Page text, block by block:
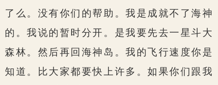
了么。没有你们的帮助。我是成就不了海神
的。我说的暂时分开。是我要先去一星斗大
森林。然后再回海神岛。我的飞行速度你是
知道。比大家都要快上许多。如果你们跟我